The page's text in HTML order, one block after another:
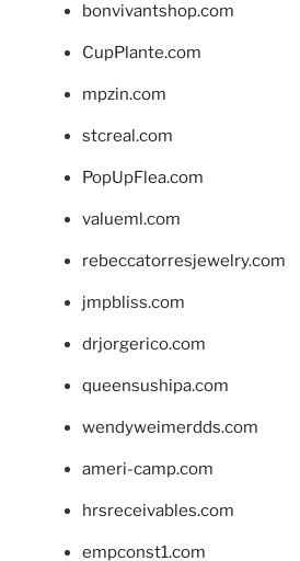
bonvivantshop.com
CupPlante.com
mpzin.com
stcreal.com
PopUpFlea.com
valueml.com
rebeccatorresjewelry.com
jmpbliss.com
drjorgerico.com
queensushipa.com
wendyweimerdds.com
ameri-camp.com
hrsreceivables.com
empconst1.com